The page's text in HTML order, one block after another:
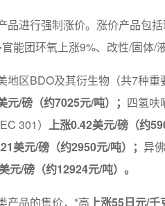
进行强制涨价。涨价产品包
能团环氧上涨9%、改性/固体/
地区BDO及其衍生物（共7种
元/磅（约7025元/吨）； 四氢呋
301） 上涨0.42美元/磅（约
美元/磅（约2950元/吨）； 异
元/磅（约12924元/吨）。
产品的售价，*高上涨55日元/千